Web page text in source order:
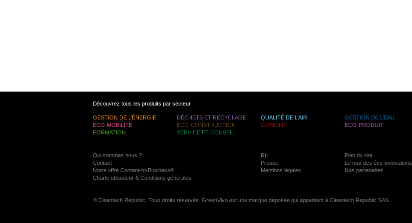
Découvrez tous les produits par secteur :
GESTION DE L’ÉNERGIE DÉCHETS ET RECYCLAGE QUALITÉ DE L’AIR
GESTION DE L’EAU
ÉCO-MOBILITÉ
ÉCO-CONSTRUCTION GREEN IT
ÉCO-PRODUIT
FORMATION
SERVICE ET CONSEIL
Qui sommes nous ? RH
Plan du site
Contact
Presse
Le mur des éco-innovations
Notre offre Content-to-Business®
Mentions légales
Nos partenaires
Charte utilisateur & Conditions générales
© Cleantech Republic. Tous droits réservés. GreenVivo est une marque déposée qui appartient à Cleantech Republic SAS.